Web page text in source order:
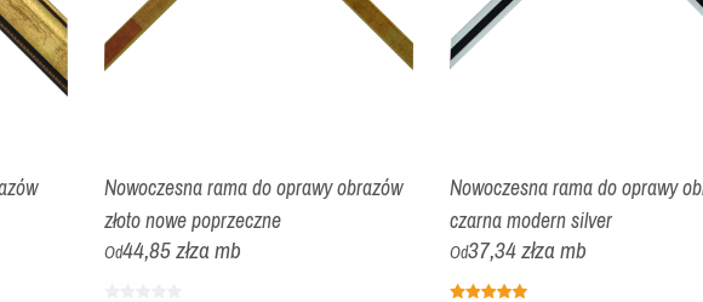
Nowoczesna rama do oprawy obrazów
złoto nowe poprzeczne
Od44,85 złza mb
Nowoczesna rama do oprawy
czarna modern silver
Od37,34 złza mb